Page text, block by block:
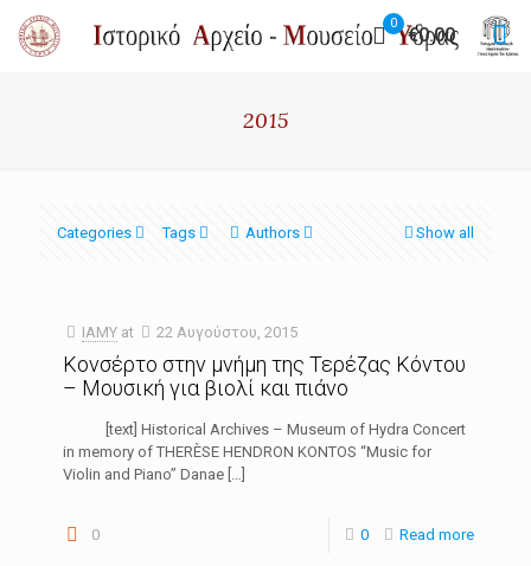
0
€0.00
2015
Categories Tags Authors Show all
IAMY at 22 Αυγούστου, 2015
Κονσέρτο στην μνήμη της Τερέζας Κόντου
– Μουσική για βιολί και πιάνο
[text] Historical Archives – Museum of Hydra Concert
in memory of THERÈSE HENDRON KONTOS “Music for
Violin and Piano” Danae […]
0 0 Read more